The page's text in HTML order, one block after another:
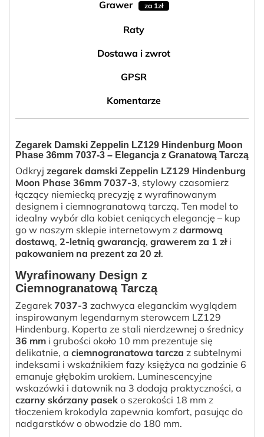
Grawer
za 1zł
Raty
Dostawa i zwrot
GPSR
Komentarze
Zegarek Damski Zeppelin LZ129 Hindenburg Moon
Phase 36mm 7037-3 – Elegancja z Granatową Tarczą
Odkryj zegarek damski Zeppelin LZ129 Hindenburg
Moon Phase 36mm 7037-3, stylowy czasomierz
łączący niemiecką precyzję z wyrafinowanym
designem i ciemnogranatową tarczą. Ten model to
idealny wybór dla kobiet ceniących elegancję – kup
go w naszym sklepie internetowym z darmową
dostawą, 2-letnią gwarancją, grawerem za 1 złi
pakowaniem na prezent za 20 zł.
Wyrafinowany Design z
Ciemnogranatową Tarczą
Zegarek 7037-3 zachwyca eleganckim wyglądem
inspirowanym legendarnym sterowcem LZ129
Hindenburg. Koperta ze stali nierdzewnej o średnicy
36 mm i grubości około 10 mm prezentuje się
delikatnie, a ciemnogranatowa tarcza z subtelnymi
indeksami i wskaźnikiem fazy księżyca na godzinie 6
emanuje głębokim urokiem. Luminescencyjne
wskazówki i datownik na 3 dodają praktyczności, a
czarny skórzany pasek o szerokości 18 mm z
tłoczeniem krokodyla zapewnia komfort, pasując do
nadgarstków o obwodzie do 180 mm.